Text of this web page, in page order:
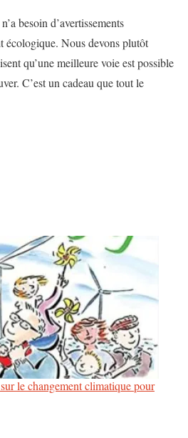
besoin d’avertissements
écologique. Nous devons plutôt
qu’une meilleure voie est possible
C’est un cadeau que tout le
le changement climatique pour